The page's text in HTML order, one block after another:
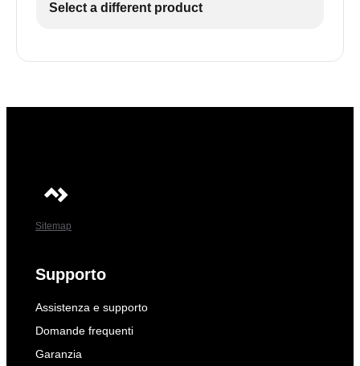
Select a different product
Sitemap
Supporto
Assistenza e supporto
Domande frequenti
Garanzia